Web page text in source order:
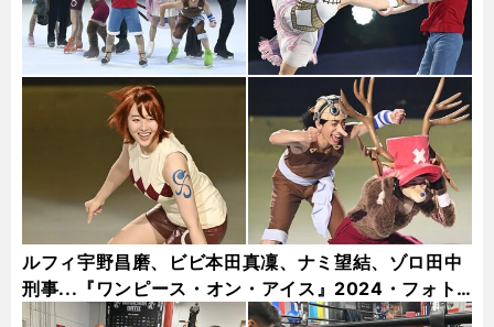
ルフィ宇野昌磨、ビビ本田真凜、ナミ望結、ゾロ田中
刑事...『ワンピース・オン・アイス』2024・フォト
ギャラリー